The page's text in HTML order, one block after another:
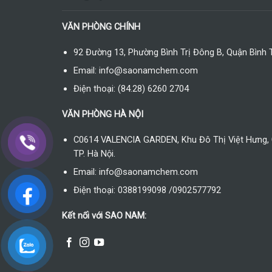
VĂN PHÒNG CHÍNH
92 Đường 13, Phường Bình Trị Đông B, Quận Bình
Email: info@saonamchem.com
Điện thoại: (84.28) 6260 2704
VĂN PHÒNG HÀ NỘI
C0614 VALENCIA GARDEN, Khu Đô Thị Việt Hưng,
TP. Hà Nội.
Email: info@saonamchem.com
Điện thoại: 0388199098 /0902577792
Kết nối với SAO NAM: